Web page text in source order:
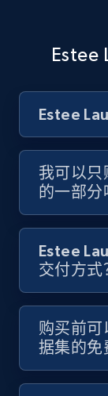
Estee
Estee
我可以只
的一部分
Estee
交付方式
购买前可
据集的免